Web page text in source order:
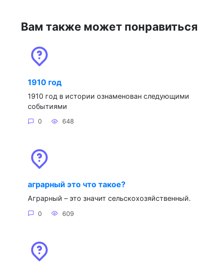
Вам также может понравиться
1910 год
1910 год в истории ознаменован следующими
событиями
0 648
аграрный это что такое?
Аграрный – это значит сельскохозяйственный.
0 609